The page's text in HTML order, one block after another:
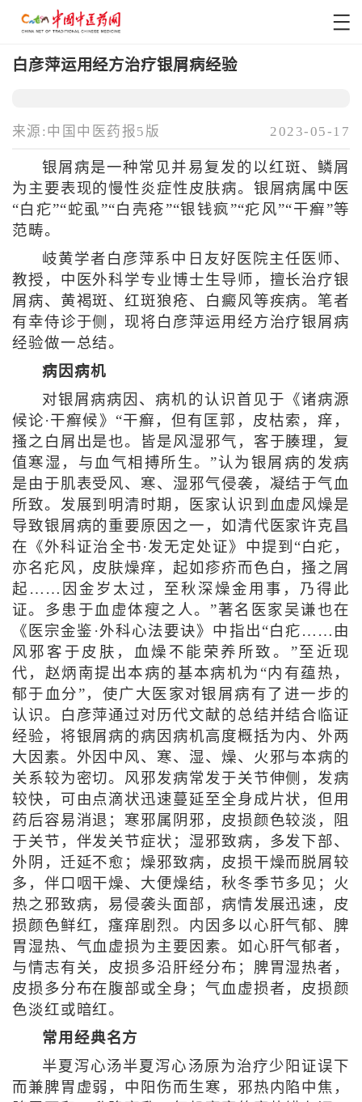
白彦萍运用经方治疗银屑病经验
来源:中国中医药报5版 2023-05-17
银屑病是一种常见并易复发的以红斑、鳞屑
为主要表现的慢性炎症性皮肤病。银屑病属中医
“白疕”“蛇虱”“白壳疮”“银钱疯”“疕风”“干癣”等
范畴。
岐黄学者白彦萍系中日友好医院主任医师、
教授，中医外科学专业博士生导师，擅长治疗银
屑病、黄褐斑、红斑狼疮、白癜风等疾病。笔者
有幸侍诊于侧，现将白彦萍运用经方治疗银屑病
经验做一总结。
病因病机
对银屑病病因、病机的认识首见于《诸病源
候论·干癣候》“干癣，但有匡郭，皮枯索，痒，
搔之白屑出是也。皆是风湿邪气，客于腠理，复
值寒湿，与血气相搏所生。”认为银屑病的发病
是由于肌表受风、寒、湿邪气侵袭，凝结于气血
所致。发展到明清时期，医家认识到血虚风燥是
导致银屑病的重要原因之一，如清代医家许克昌
在《外科证治全书·发无定处证》中提到“白疕，
亦名疕风，皮肤燥痒，起如疹疥而色白，搔之屑
起……因金岁太过，至秋深燥金用事，乃得此
证。多患于血虚体瘦之人。”著名医家吴谦也在
《医宗金鉴·外科心法要诀》中指出“白疕……由
风邪客于皮肤，血燥不能荣养所致。”至近现
代，赵炳南提出本病的基本病机为“内有蕴热，
郁于血分”，使广大医家对银屑病有了进一步的
认识。白彦萍通过对历代文献的总结并结合临证
经验，将银屑病的病因病机高度概括为内、外两
大因素。外因中风、寒、湿、燥、火邪与本病的
关系较为密切。风邪发病常发于关节伸侧，发病
较快，可由点滴状迅速蔓延至全身成片状，但用
药后容易消退；寒邪属阴邪，皮损颜色较淡，阻
于关节，伴发关节症状；湿邪致病，多发下部、
外阴，迁延不愈；燥邪致病，皮损干燥而脱屑较
多，伴口咽干燥、大便燥结，秋冬季节多见；火
热之邪致病，易侵袭头面部，病情发展迅速，皮
损颜色鲜红，瘙痒剧烈。内因多以心肝气郁、脾
胃湿热、气血虚损为主要因素。如心肝气郁者，
与情志有关，皮损多沿肝经分布；脾胃湿热者，
皮损多分布在腹部或全身；气血虚损者，皮损颜
色淡红或暗红。
常用经典名方
半夏泻心汤半夏泻心汤原为治疗少阳证误下
而兼脾胃虚弱，中阳伤而生寒，邪热内陷中焦，